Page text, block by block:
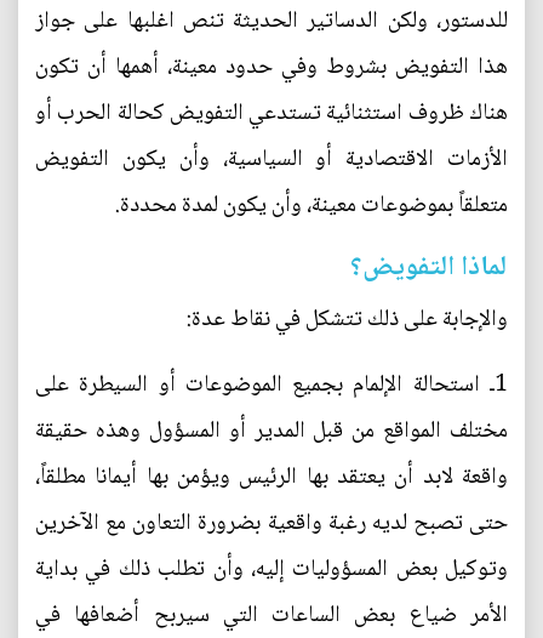
للدستور، ولكن الدساتير الحديثة تنص اغلبها على جواز
هذا التفويض بشروط وفي حدود معينة، أهمها أن تكون
هناك ظروف استثنائية تستدعي التفويض كحالة الحرب أو
الأزمات الاقتصادية أو السياسية، وأن يكون التفويض
متعلقاً بموضوعات معينة، وأن يكون لمدة محددة.
لماذا التفويض؟
والإجابة على ذلك تتشكل في نقاط عدة:
1ـ استحالة الإلمام بجميع الموضوعات أو السيطرة على
مختلف المواقع من قبل المدير أو المسؤول وهذه حقيقة
واقعة لابد أن يعتقد بها الرئيس ويؤمن بها أيمانا مطلقاً،
حتى تصبح لديه رغبة واقعية بضرورة التعاون مع الآخرين
وتوكيل بعض المسؤوليات إليه، وأن تطلب ذلك في بداية
الأمر ضياع بعض الساعات التي سيربح أضعافها في